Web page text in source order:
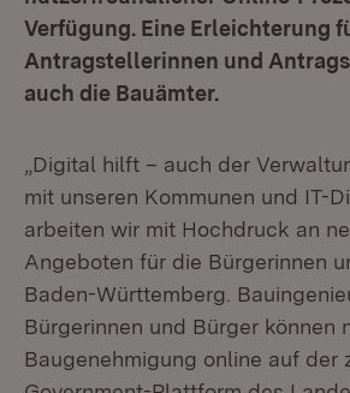
Verfügung. Eine Erleichterung
Antragstellerinnen und
auch die Bauämter.
„Digital hilft – auch der
mit unseren Kommunen und IT-
arbeiten wir mit Hochdruck an
Angeboten für die Bürgerinnen
Baden-Württemberg.
Bürgerinnen und Bürger können
Baugenehmigung online auf der